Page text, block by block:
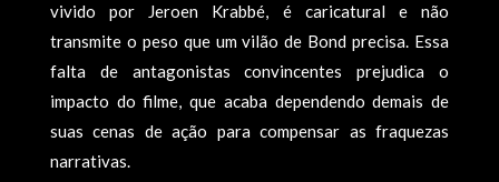
vivido por Jeroen Krabbé, é caricatural e não
transmite o peso que um vilão de Bond precisa. Essa
falta de antagonistas convincentes prejudica o
impacto do filme, que acaba dependendo demais de
suas cenas de ação para compensar as fraquezas
narrativas.